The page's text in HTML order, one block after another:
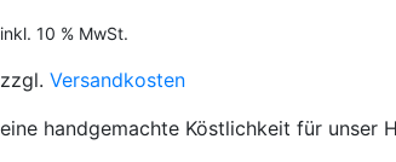
inkl. 10 % MwSt.
zzgl. Versandkosten
eine handgemachte Köstlichkeit für unser